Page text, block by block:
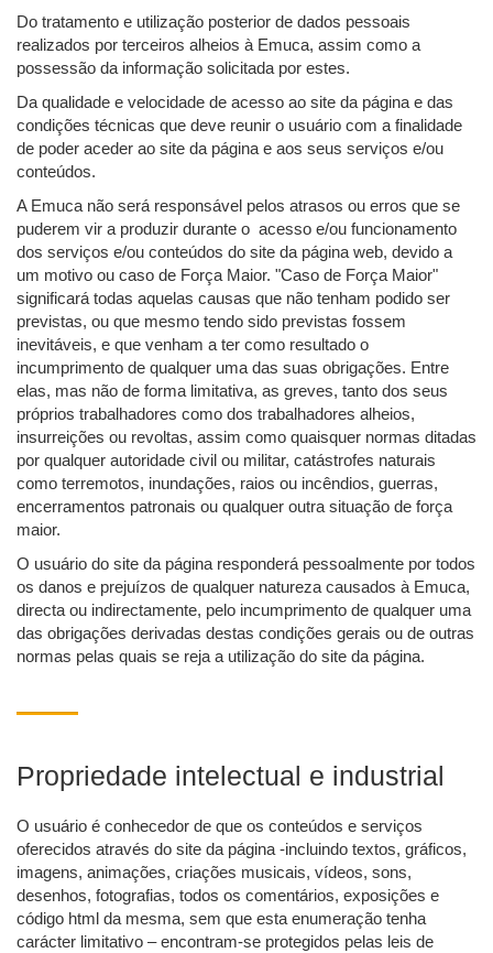
Do tratamento e utilização posterior de dados pessoais
realizados por terceiros alheios à Emuca, assim como a
possessão da informação solicitada por estes.
Da qualidade e velocidade de acesso ao site da página e das
condições técnicas que deve reunir o usuário com a finalidade
de poder aceder ao site da página e aos seus serviços e/ou
conteúdos.
A Emuca não será responsável pelos atrasos ou erros que se
puderem vir a produzir durante o acesso e/ou funcionamento
dos serviços e/ou conteúdos do site da página web, devido a
um motivo ou caso de Força Maior. "Caso de Força Maior"
significará todas aquelas causas que não tenham podido ser
previstas, ou que mesmo tendo sido previstas fossem
inevitáveis, e que venham a ter como resultado o
incumprimento de qualquer uma das suas obrigações. Entre
elas, mas não de forma limitativa, as greves, tanto dos seus
próprios trabalhadores como dos trabalhadores alheios,
insurreições ou revoltas, assim como quaisquer normas ditadas
por qualquer autoridade civil ou militar, catástrofes naturais
como terremotos, inundações, raios ou incêndios, guerras,
encerramentos patronais ou qualquer outra situação de força
maior.
O usuário do site da página responderá pessoalmente por todos
os danos e prejuízos de qualquer natureza causados à Emuca,
directa ou indirectamente, pelo incumprimento de qualquer uma
das obrigações derivadas destas condições gerais ou de outras
normas pelas quais se reja a utilização do site da página.
Propriedade intelectual e industrial
O usuário é conhecedor de que os conteúdos e serviços
oferecidos através do site da página -incluindo textos, gráficos,
imagens, animações, criações musicais, vídeos, sons,
desenhos, fotografias, todos os comentários, exposições e
código html da mesma, sem que esta enumeração tenha
carácter limitativo – encontram-se protegidos pelas leis de